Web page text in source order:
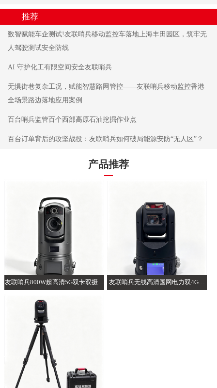
推荐
数智赋能车企测试!友联哨兵移动监控车落地上海丰田园区，筑牢无
人驾驶测试安全防线
AI 守护化工有限空间安全友联哨兵
无惧街巷复杂工况，赋能智慧路网管控——友联哨兵移动监控香港
全场景路边落地应用案例
百台哨兵监管百个西部高原石油挖掘作业点
百台订单背后的攻坚战役：友联哨兵如何破局能源安防“无人区”？
产品推荐
友联哨兵800W超高清5G双卡双摄AI 友联哨兵无线高清国网电力双4G智